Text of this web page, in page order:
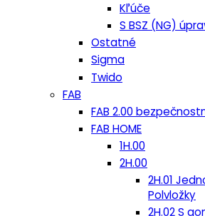
Kľúče
S BSZ (NG)
Ostatné
Sigma
Twido
FAB
FAB 2.00
FAB HOME
1H.00
2H.00
2H.01
Polvložky
2H.02 S